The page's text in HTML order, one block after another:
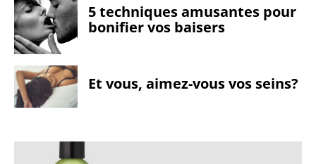
5 techniques amusantes pour
bonifier vos baisers
Et vous, aimez-vous vos seins?